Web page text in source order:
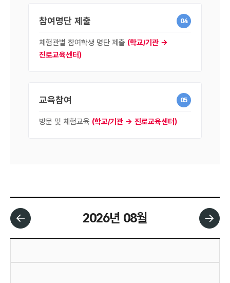
04
참여명단 제출
체험관별 참여학생 명단 제출 (학교/기관 →
진로교육센터)
05
교육참여
방문 및 체험교육 (학교/기관 → 진로교육센터)
2026년 08월
날짜 선택 달력입니다.